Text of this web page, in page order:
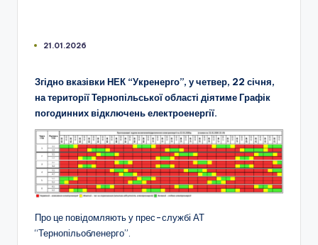
21.01.2026
Згідно вказівки НЕК “Укренерго”, у четвер, 22 січня,
на території Тернопільської області діятиме Графік
погодинних відключень електроенергії.
Про це повідомляють у прес-службі АТ
“Тернопільобленерго”.